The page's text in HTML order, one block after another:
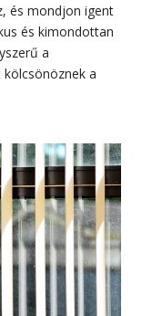
és mondjon igent
és kimondottan
a
a